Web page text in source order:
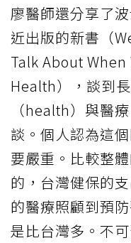
廖醫師還分享了
近出版的新書（
Talk About
Health），談到
（health）與醫
談。個人認為這
要嚴重。比較整
的，台灣健保的
的醫療照顧到預
是比台灣多。不